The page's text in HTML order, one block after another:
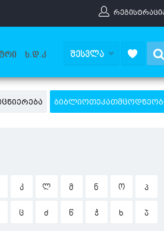
Ხ.Დ.Კ ᲨᲔᲡᲕᲚᲐ
Კ Ლ Მ Ნ Ო Პ
Ც Ძ Წ Ჭ Ხ Ჯ